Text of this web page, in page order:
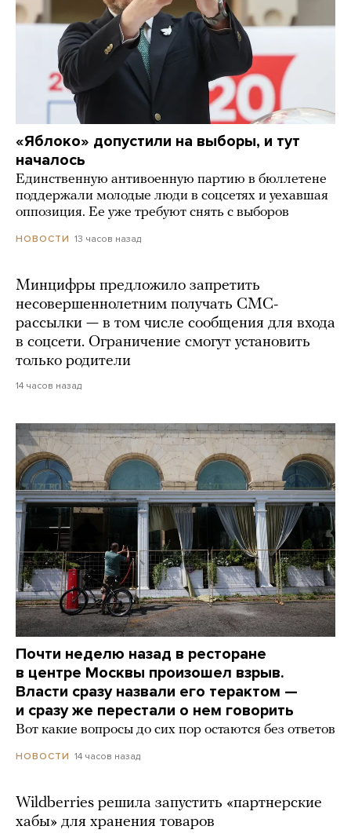
«Яблоко» допустили на выборы, и тут
началось
Единственную антивоенную партию в бюллетене
поддержали молодые люди в соцсетях и уехавшая
оппозиция. Ее уже требуют снять с выборов
НОВОСТИ 13 часов назад
Минцифры предложило запретить
несовершеннолетним получать СМС-
рассылки — в том числе сообщения для входа
в соцсети. Ограничение смогут установить
только родители
14 часов назад
Почти неделю назад в ресторане
в центре Москвы произошел взрыв.
Власти сразу назвали его терактом —
и сразу же перестали о нем говорить
Вот какие вопросы до сих пор остаются без ответов
НОВОСТИ 14 часов назад
Wildberries решила запустить «партнерские
хабы» для хранения товаров